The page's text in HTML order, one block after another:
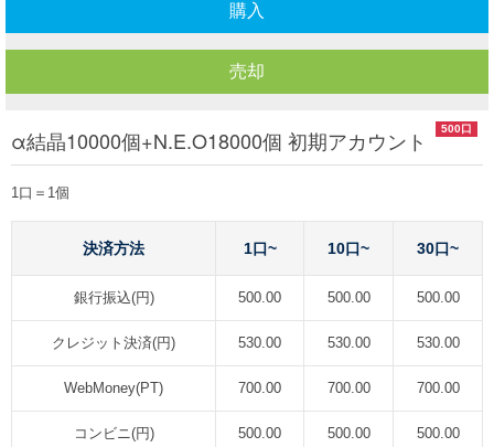
購入
売却
500口
α結晶10000個+N.E.O18000個 初期アカウント
1口＝1個
決済方法 1口~ 10口~ 30口~
銀行振込(円) 500.00 500.00 500.00
クレジット決済(円) 530.00 530.00 530.00
WebMoney(PT) 700.00 700.00 700.00
コンビニ(円) 500.00 500.00 500.00